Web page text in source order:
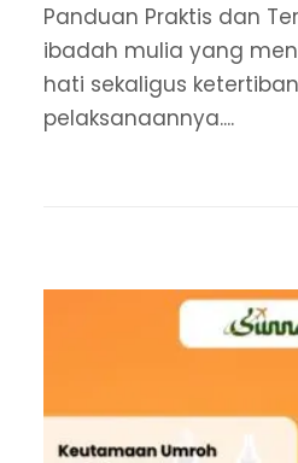
Panduan Praktis dan
ibadah mulia yang
hati sekaligus
pelaksanaannya....